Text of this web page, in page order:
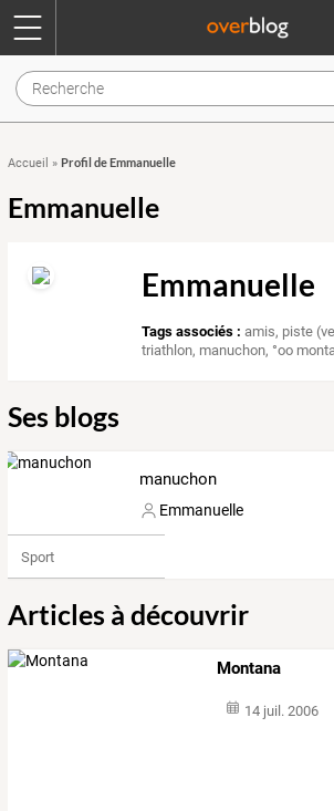
Accueil » Profil de Emmanuelle
Emmanuelle
Emmanuelle
Tags associés : amis, piste
triathlon, manuchon, °oo
Ses blogs
manuchon
Emmanuelle
Sport
Articles à découvrir
Montana
14 juil. 2006